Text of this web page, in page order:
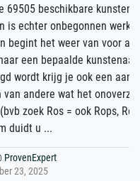
kunstenaars
werk (na
voor af aan).
een aantal
onoverzichtelijk
Rops, Rose etc).